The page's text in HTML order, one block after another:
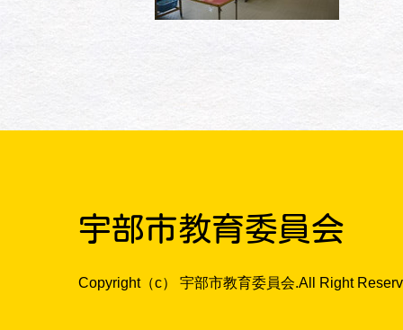
宇部市教育委員会
Copyright（c） 宇部市教育委員会.All Right